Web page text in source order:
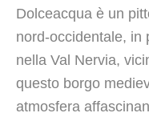
Dolceacqua è un
nord-occidentale, in
nella Val Nervia,
questo borgo
atmosfera